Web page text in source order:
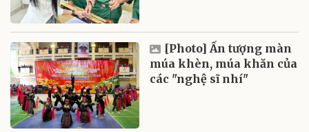
[Photo] Ấn tượng màn
múa khèn, múa khăn của
các "nghệ sĩ nhí"